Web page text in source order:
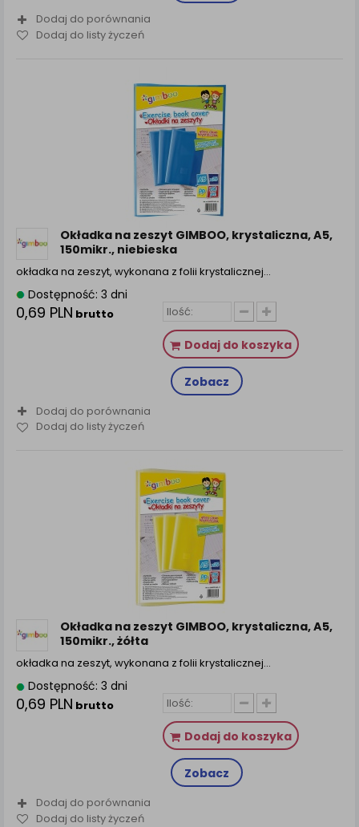
Dodaj do porównania
Dodaj do listy życzeń
Okładka na zeszyt GIMBOO, krystaliczna, A5,
150mikr., niebieska
okładka na zeszyt, wykonana z folii krystalicznej…
Dostępność: 3 dni
0,69 PLN brutto
Dodaj do koszyka
Zobacz
Dodaj do porównania
Dodaj do listy życzeń
Okładka na zeszyt GIMBOO, krystaliczna, A5,
150mikr., żółta
okładka na zeszyt, wykonana z folii krystalicznej…
Dostępność: 3 dni
0,69 PLN brutto
Dodaj do koszyka
Zobacz
Dodaj do porównania
Dodaj do listy życzeń